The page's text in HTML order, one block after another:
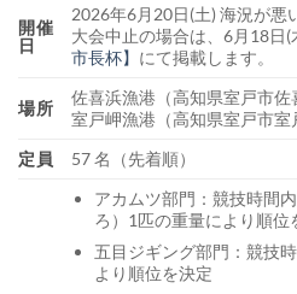
開催
日
2026年6月20日(土) 海況が悪
大会中止の場合は、6月18日(
市長杯】 にて掲載します。
場所
佐喜浜漁港（高知県室戸市佐
室戸岬漁港（高知県室戸市室
定員
57 名（先着順）
アカムツ部門：競技時間
ろ）1匹の重量により順位
五目ジギング部門：競技
より順位を決定